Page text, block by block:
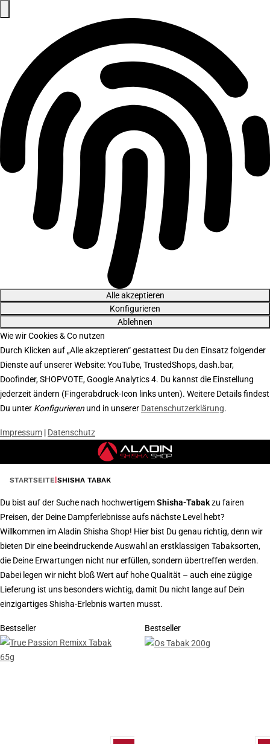
Alle akzeptieren
Konfigurieren
Ablehnen
Wie wir Cookies & Co nutzen
Durch Klicken auf „Alle akzeptieren“ gestattest Du den Einsatz folgender
Dienste auf unserer Website: YouTube, TrustedShops, dash.bar,
Doofinder, SHOPVOTE, Google Analytics 4. Du kannst die Einstellung
jederzeit ändern (Fingerabdruck-Icon links unten). Weitere Details findest
Du unter Konfigurieren und in unserer Datenschutzerklärung.
Impressum | Datenschutz
STARTSEITE SHISHA TABAK
Du bist auf der Suche nach hochwertigemShisha-Tabakzu fairen
Preisen, der Deine Dampferlebnisse aufs nächste Level hebt?
Willkommen im Aladin Shisha Shop! Hier bist Du genau richtig, denn wir
bieten Dir eine beeindruckende Auswahl an erstklassigen Tabaksorten,
die Deine Erwartungen nicht nur erfüllen, sondern übertreffen werden.
Dabei legen wir nicht bloß Wert auf hohe Qualität – auch eine zügige
Lieferung ist uns besonders wichtig, damit Du nicht lange auf Dein
einzigartiges Shisha-Erlebnis warten musst.
Bestseller Bestseller